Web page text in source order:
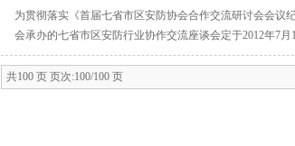
为贯彻落实《首届七省市区安防协会合作交流研讨会会议
会承办的七省市区安防行业协作交流座谈会定于2012年7
共100 页 页次:100/100 页